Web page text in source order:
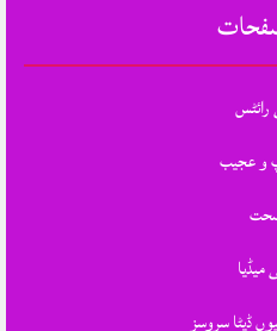
رائٹس
و عجیب
میڈیا
ڈیٹا سروسز